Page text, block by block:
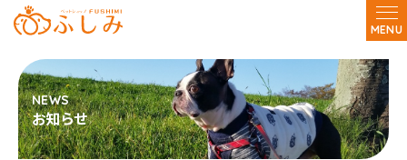
MENU
お知らせ